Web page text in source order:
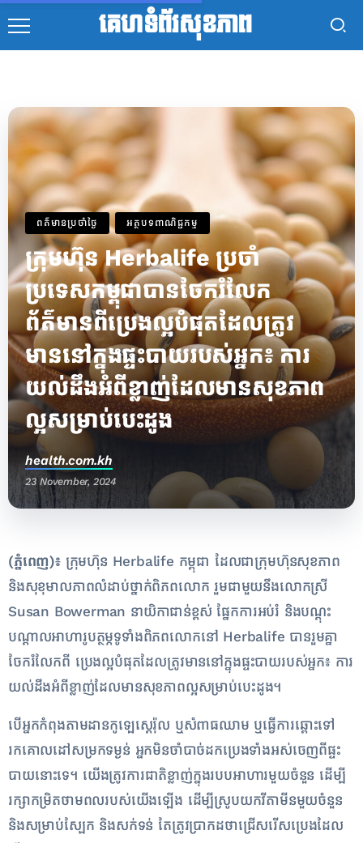
គេហទំព័រសុខភាព
ពត៌មានប្រចាំថ្ងៃ អត្ថបទពាណិជ្ជកម្ម
ក្រុមហ៊ុន Herbalife ប្រចាំ
ប្រទេសកម្ពុជាបានចែករំលែក
ព័ត៌មានពីប្រេងល្អបំផុតដែលត្រូវ
មាននៅក្នុងផ្ទះបាយរបស់អ្នក៖ ការ
យល់ដឹងអំពីខ្លាញ់ដែលមានសុខភាព
ល្អសម្រាប់បេះដូង
health.com.kh
23 November, 2024
(ភ្នំពេញ)៖ក្រុមហ៊ុន Herbalife កម្ពុជា ដែលជាក្រុមហ៊ុនសុខភាព
និងសុខុមាលភាពលំដាប់ថ្នាក់ពិភពលោក រួមជាមួយនឹងលោកស្រី
Susan Bowerman នាយិកាជាន់ខ្ពស់ ផ្នែកការអប់រំ និងបណ្តុះ
បណ្តាលអាហារូបត្ថម្ភទូទាំងពិភពលោកនៅ Herbalife បានរួមគ្នា
ចែករំលែកពី​ ប្រេងល្អបំផុតដែលត្រូវមាននៅក្នុងផ្ទះបាយរបស់អ្នក៖ ការ
យល់ដឹងអំពីខ្លាញ់ដែលមានសុខភាពល្អសម្រាប់បេះដូង។
បើអ្នកកំពុងតាមដានកូឡេស្តេរ៉ុល ឬសំពាធឈាម ឬធ្វើការឆ្ពោះទៅ
រកគោលដៅសម្រកទម្ងន់ អ្នកមិនចាំបាច់ដកប្រេងទាំងអស់ចេញពីផ្ទះ
បាយនោះទេ។ យើង​ត្រូវ​ការ​ជាតិ​ខ្លាញ់​ក្នុង​របប​អាហារ​មួយ​ចំនួន ដើម្បី​
រក្សា​កម្រិត​ថាមពល​របស់​យើង​ឡើង ​ដើម្បី​ស្រូប​យក​វីតាមីន​មួយ​ចំនួន
និង​សម្រាប់​ស្បែក​ និង​សក់ទន់ តែត្រូវប្រាកដថាជ្រើសរើសប្រេងដែល